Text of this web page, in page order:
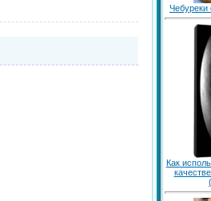
Чебуреки
Как